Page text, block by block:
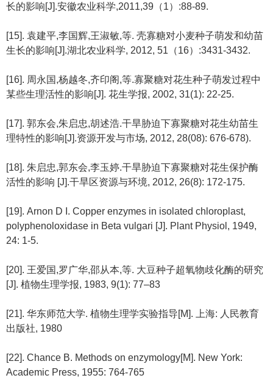
长的影响[J].安徽农业科学,2011,39（1）:88-89.
[15]. 袁建平,李国辉,王淑敏,等. 壳寡糖对小麦种子萌发和幼苗
生长的影响[J].湖北农业科学, 2012, 51（16）:3431-3432.
[16]. 周永国,杨越冬,齐印阁,等.寡聚糖对花生种子萌发过程中
某些生理活性的影响[J]. 花生学报, 2002, 31(1): 22-25.
[17]. 郭东会,朱启忠,胡述浩.干旱胁迫下寡聚糖对花生幼苗生
理特性的影响[J].资源开发与市场, 2012, 28(08): 676-678).
[18]. 朱启忠,郭东会,李玉婷.干旱胁迫下寡聚糖对花生保护酶
活性的影响 [J].干旱区资源与环境, 2012, 26(8): 172-175.
[19]. Arnon D I. Copper enzymes in isolated chloroplast,
polyphenoloxidase in Beta vulgari [J]. Plant Physiol, 1949,
24: 1-5.
[20]. 王爱国,罗广华,邵从本,等. 大豆种子超氧物歧化酶的研究
[J]. 植物生理学报, 1983, 9(1): 77–83
[21]. 华东师范大学. 植物生理学实验指导[M]. 上海: 人民教育
出版社, 1980
[22]. Chance B. Methods on enzymology[M]. New York:
Academic Press, 1955: 764-765